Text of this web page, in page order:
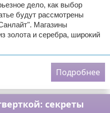
дело, как выбор
будут рассмотрены
Магазины
золота и серебра, широкий
Подробнее
секреты